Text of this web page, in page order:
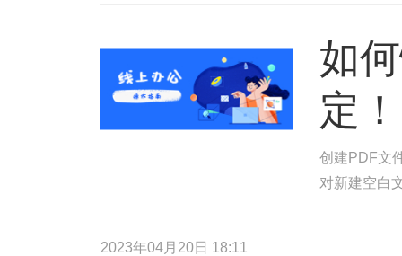
如
定！
创建PDF文
对新建空白
2023年04月20日 18:11